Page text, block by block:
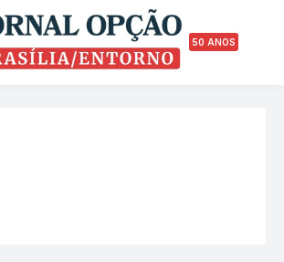
50 ANOS